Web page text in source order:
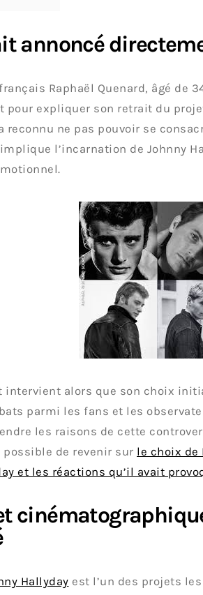
annoncé
Raphaël Quenard, âgé de
pour expliquer son retrait du
reconnu ne pas pouvoir se
l’incarnation de Johnny
intervient alors que son choix
parmi les fans et les
les raisons de cette
de revenir sur le choix de
et les réactions qu’il avait
Hallyday est l’un des projets